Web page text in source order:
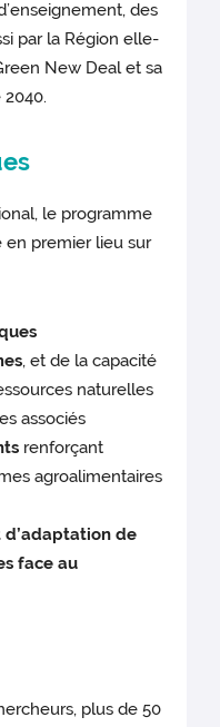
des
par la Région elle-
New Deal et sa
le programme
en premier lieu sur
, et de la capacité
naturelles
associés
renforçant
agroalimentaires
d’adaptation de
face au
plus de 50